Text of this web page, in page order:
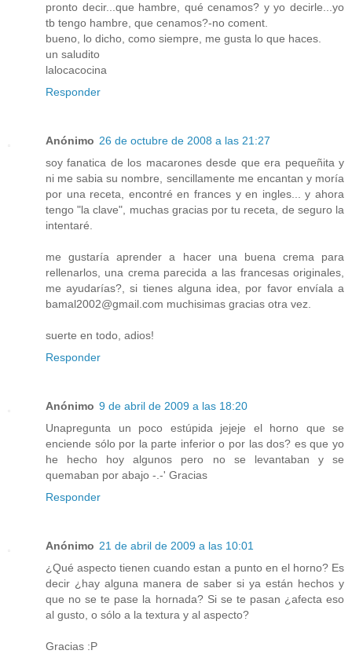
pronto decir...que hambre, qué cenamos? y yo decirle...yo
tb tengo hambre, que cenamos?-no coment.
bueno, lo dicho, como siempre, me gusta lo que haces.
un saludito
lalocacocina
Responder
Anónimo 26 de octubre de 2008 a las 21:27
soy fanatica de los macarones desde que era pequeñita y
ni me sabia su nombre, sencillamente me encantan y moría
por una receta, encontré en frances y en ingles... y ahora
tengo "la clave", muchas gracias por tu receta, de seguro la
intentaré.
me gustaría aprender a hacer una buena crema para
rellenarlos, una crema parecida a las francesas originales,
me ayudarías?, si tienes alguna idea, por favor envíala a
bamal2002@gmail.com muchisimas gracias otra vez.
suerte en todo, adios!
Responder
Anónimo 9 de abril de 2009 a las 18:20
Unapregunta un poco estúpida jejeje el horno que se
enciende sólo por la parte inferior o por las dos? es que yo
he hecho hoy algunos pero no se levantaban y se
quemaban por abajo -.-' Gracias
Responder
Anónimo 21 de abril de 2009 a las 10:01
¿Qué aspecto tienen cuando estan a punto en el horno? Es
decir ¿hay alguna manera de saber si ya están hechos y
que no se te pase la hornada? Si se te pasan ¿afecta eso
al gusto, o sólo a la textura y al aspecto?
Gracias :P